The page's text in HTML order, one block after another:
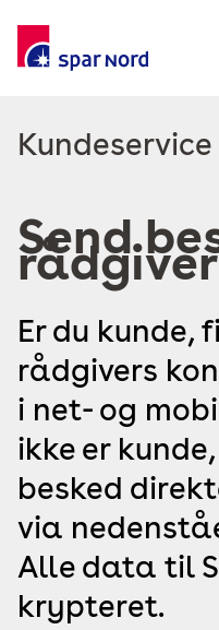
Læs
Kundeservice
Send
rådgiver
Er du kunde,
rådgivers
i net- og
ikke er
besked
via
Alle data til
krypteret.